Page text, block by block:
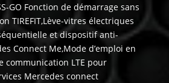
GO Fonction de démarrage sans
TIREFIT,Lève-vitres électriques
et dispositif anti-
Connect Me,Mode d’emploi en
communication LTE pour
Mercedes connect